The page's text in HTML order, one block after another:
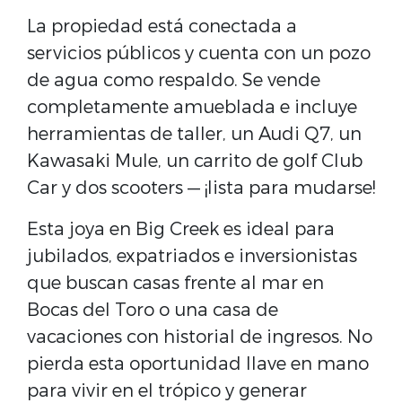
La propiedad está conectada a
servicios públicos y cuenta con un pozo
de agua como respaldo. Se vende
completamente amueblada e incluye
herramientas de taller, un Audi Q7, un
Kawasaki Mule, un carrito de golf Club
Car y dos scooters — ¡lista para mudarse!
Esta joya en Big Creek es ideal para
jubilados, expatriados e inversionistas
que buscan casas frente al mar en
Bocas del Toro o una casa de
vacaciones con historial de ingresos. No
pierda esta oportunidad llave en mano
para vivir en el trópico y generar